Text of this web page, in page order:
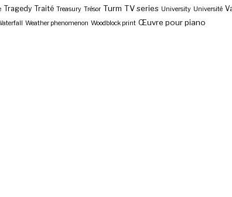
Tragedy Traité Treasury Trésor Turm TV series University Université
Weather phenomenon Woodblock print Œuvre pour piano